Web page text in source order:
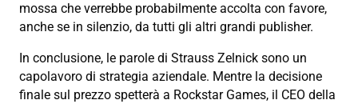
mossa che verrebbe probabilmente accolta con favore,
anche se in silenzio, da tutti gli altri grandi publisher.
In conclusione, le parole di Strauss Zelnick sono un
capolavoro di strategia aziendale. Mentre la decisione
finale sul prezzo spetterà a Rockstar Games, il CEO della